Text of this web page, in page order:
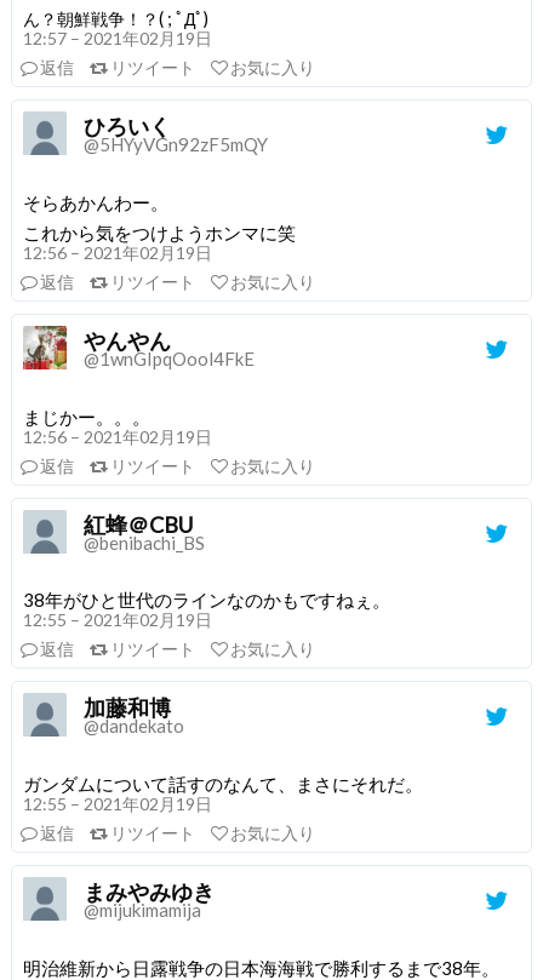
ん？朝鮮戦争！？( ; ﾟДﾟ)
12:57 – 2021年02月19日
返信
リツイート お気に入り
ひろいく
@5HYyVGn92zF5mQY
そらあかんわー。
これから気をつけようホンマに笑
12:56 – 2021年02月19日
返信
リツイート お気に入り
やんやん
@1wnGIpqOool4FkE
まじかー。。。
12:56 – 2021年02月19日
返信
リツイート お気に入り
紅蜂＠CBU
@benibachi_BS
38年がひと世代のラインなのかもですねぇ。
12:55 – 2021年02月19日
返信
リツイート お気に入り
加藤和博
@dandekato
ガンダムについて話すのなんて、まさにそれだ。
12:55 – 2021年02月19日
返信
リツイート お気に入り
まみやみゆき
@mijukimamija
明治維新から日露戦争の日本海海戦で勝利するまで38年。